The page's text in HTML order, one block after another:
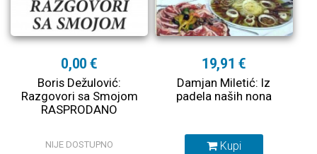
0,00 €
Boris Dežulović:
Razgovori sa Smojom
RASPRODANO
NIJE DOSTUPNO
19,91 €
Damjan Miletić: Iz
padela naših nona
Kupi